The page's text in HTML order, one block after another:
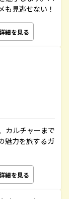
も見逃せない！
細を見る
カルチャーまで
魅力を旅するガ
細を見る